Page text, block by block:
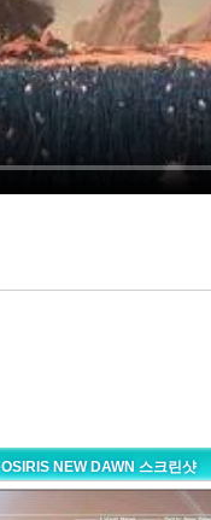
OSIRIS NEW DAWN 스크린샷